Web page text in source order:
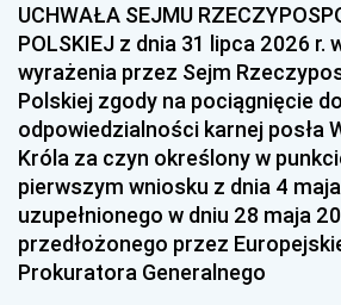
UCHWAŁA SEJMU
POLSKIEJ z dnia 31 lipca 2026 r.
wyrażenia przez Sejm
Polskiej zgody na pociągnięcie do
odpowiedzialności karnej posła
Króla za czyn określony w
pierwszym wniosku z dnia 4
uzupełnionego w dniu 28 maja
przedłożonego przez
Prokuratora Generalnego